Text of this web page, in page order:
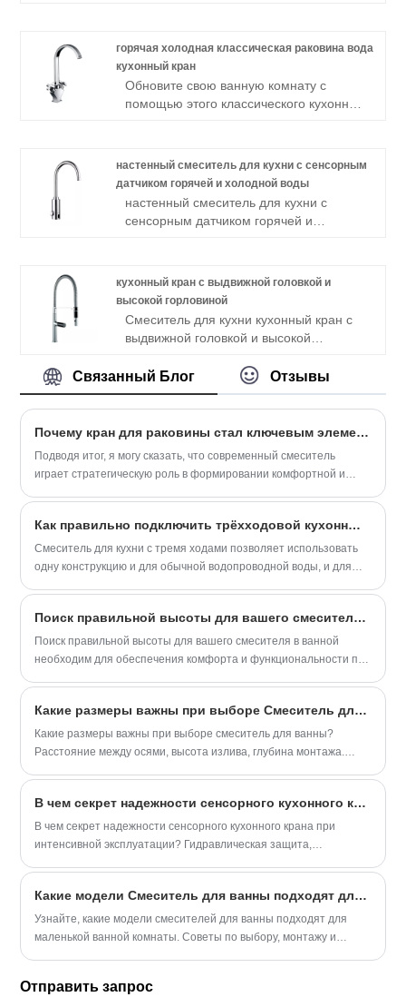
станет идеальным дополнением к
вашему пространству.
горячая холодная классическая раковина вода
кухонный кран
Обновите свою ванную комнату с
помощью этого классического кухонного
кухонный кран, простотой установки и
элегантным дизайном,
настенный смеситель для кухни с сенсорным
датчиком горячей и холодной воды
настенный смеситель для кухни с
сенсорным датчиком горячей и
минимальный заказ , прочный и
надежный материал и конструкцию.
кухонный кран с выдвижной головкой и
высокой горловиной
Смеситель для кухни кухонный кран с
выдвижной головкой и высокой
вашу жизнь на кухне проще и
элегантнее, цена напрямую от
производителя, ограниченная
пожизненная гарантия, доступны OEM и
Связанный Блог Отзывы
Почему кран для раковины стал ключевым элементом современной ванной комнаты?
Подводя итог, я могу сказать, что современный смеситель
играет стратегическую роль в формировании комфортной и
эксплуатационные затраты.
Как правильно подключить трёхходовой кухонный кран к фильтру для питьевой воды?
Смеситель для кухни с тремя ходами позволяет использовать
одну конструкцию и для обычной водопроводной воды, и для
Поиск правильной высоты для вашего смесителя в ванной
Поиск правильной высоты для вашего смесителя в ванной
необходим для обеспечения комфорта и функциональности при
Какие размеры важны при выборе Смеситель для ванны?
Какие размеры важны при выборе смеситель для ванны?
Расстояние между осями, высота излива, глубина монтажа.
В чем секрет надежности сенсорного кухонного крана при интенсивной эксплуатации?
В чем секрет надежности сенсорного кухонного крана при
интенсивной эксплуатации? Гидравлическая защита,
Какие модели Смеситель для ванны подходят для маленькой ванной?
Узнайте, какие модели смесителей для ванны подходят для
маленькой ванной комнаты. Советы по выбору, монтажу и
Отправить запрос